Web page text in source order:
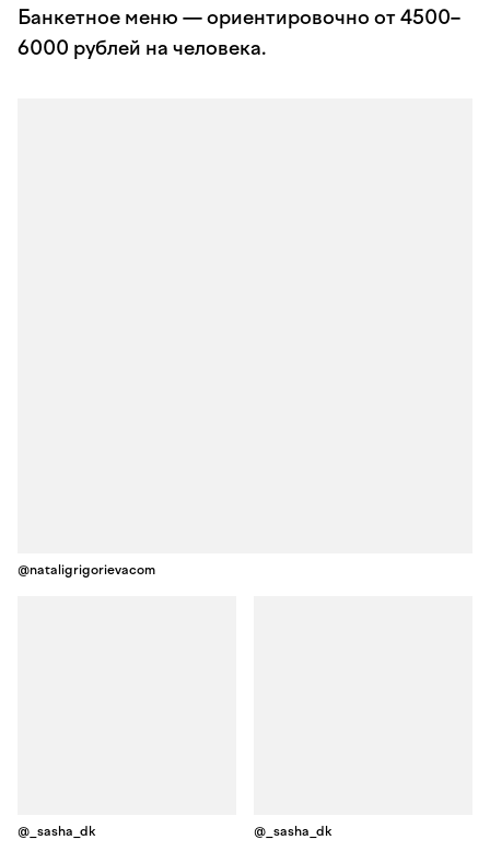
Банкетное меню — ориентировочно от 4500–
6000 рублей на человека.
@nataligrigorievacom
@_sasha_dk @_sasha_dk